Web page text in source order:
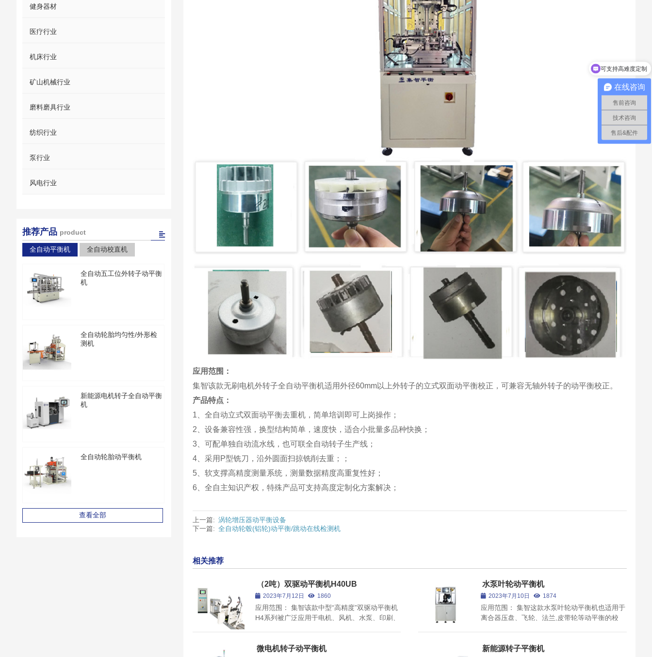
应用范围：
集智该款无刷电机外转子全自动平衡机适用外径60mm以上外转子的立式双面动平衡校正，可兼容无轴外转子的动平衡校正。
产品特点：
1、全自动立式双面动平衡去重机，简单培训即可上岗操作；
2、设备兼容性强，换型结构简单，速度快，适合小批量多品种快换；
3、可配单独自动流水线，也可联全自动转子生产线；
4、采用P型铣刀，沿外圆面扫掠铣削去重；；
5、软支撑高精度测量系统，测量数据精度高重复性好；
6、全自主知识产权，特殊产品可支持高度定制化方案解决；
工
体
上一篇: 涡轮增压器动平衡设备
下一篇: 全自动轮毂(铝轮)动平衡/跳动在线检测机
相关推荐
（2吨）双驱动平衡机H40UB
2023年7月12日 1860
应用范围： 集智该款中型“高精度”双驱动平衡机
H4系列被广泛应用于电机、风机、水泵、印刷、
水泵叶轮动平衡机
2023年7月10日 1874
应用范围： 集智这款水泵叶轮动平衡机也适用于
离合器压盘、飞轮、法兰,皮带轮等动平衡的校
2、简便，操作工通过短时间培训即可操作； 3、
微电机转子动平衡机 新能源转子平衡机
健身器材
医疗行业
机床行业
矿山机械行业
磨料磨具行业
纺织行业
泵行业
风电行业
推荐产品 product
全自动平衡机 全自动校直机
全自动五工位外转子动平衡
机
全自动轮胎均匀性/外形检
测机
新能源电机转子全自动平衡
机
全自动轮胎动平衡机
查看全部
圆钢自动矫直机
汽车自动校直机
转子自动校直机
查看全部
在线咨询
售前咨询
技术咨询
售后&配件
电话咨询：18069873023
可支持高难度定制